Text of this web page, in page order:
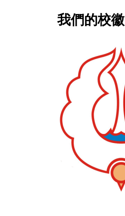
我們的校徽